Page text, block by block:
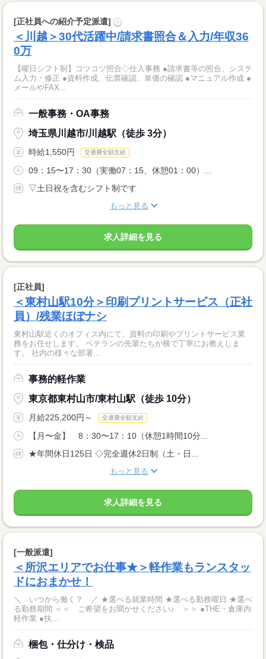
[正社員への紹介予定派遣] ?
＜川越＞30代活躍中/請求書照合＆入力/年収36
0万
【曜日シフト制】コツコツ照合◇仕入事務 ●請求書等の照合、システ
ム入力・修正 ●資料作成、伝票確認、単価の確認 ●マニュアル作成 ●
メールやFAX...
一般事務・OA事務
埼玉県川越市/川越駅（徒歩 3分）
時給1,550円 交通費全額支給
09：15〜17：30（実働07：15、休憩01：00）...
▽土日祝を含むシフト制です
もっと見る
求人詳細を見る
[正社員]
＜東村山駅10分＞印刷プリントサービス（正社
員）/残業ほぼナシ
東村山駅近くのオフィス内にて、資料の印刷やプリントサービス業
務をお任せします。 ベテランの先輩たちが横で丁寧にお教えしま
す。 社内の様々な部署...
事務的軽作業
東京都東村山市/東村山駅（徒歩 10分）
月給225,200円～ 交通費全額支給
【月〜金】 8：30〜17：10（休憩1時間10分...
★年間休日125日 ◇完全週休2日制（土・日...
もっと見る
求人詳細を見る
[一般派遣]
＜所沢エリアでお仕事★＞軽作業もランスタッ
ドにおまかせ！
＼ いつから働く？ ／ ★選べる就業時間 ★選べる勤務曜日 ★選べ
る勤務期間 ＜＜ ご希望をお聞かせください♪ ＞＞ ●THE・倉庫内
軽作業 ●扶...
梱包・仕分け・検品